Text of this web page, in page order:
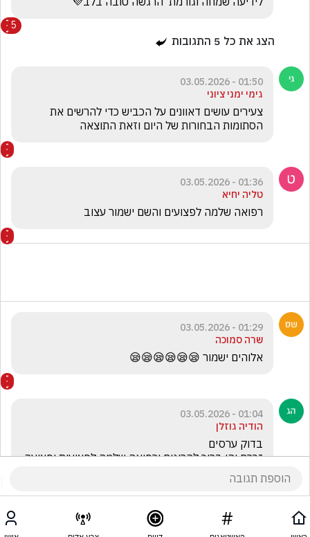
5
הצג את כל 5 התגובות
01:50 - 03.05.2026
גימי ימני ציוני
הסתומות הבחורות של היום וזאת התוצאה
01:36 - 03.05.2026
טליה יחיא
רפואה שלמה לפצועים והשם ישמור עצוב
01:29 - 03.05.2026
שרה סמוכה
אלוהים ישמור 😪😪😪😪😪😪
01:04 - 03.05.2026
הודיה גוזלן
זכרם יהי ברוך להרוגים ורפואה שלמה לפצועות ופצועה